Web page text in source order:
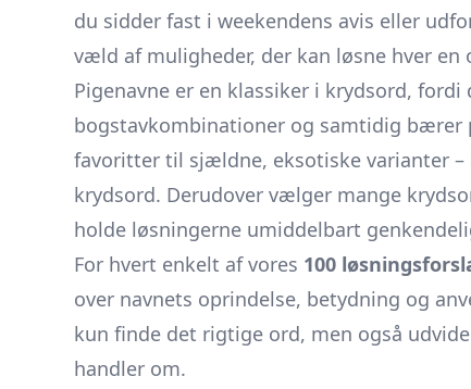
du sidder fast i weekendens avis eller
væld af muligheder, der kan løsne hver en
Pigenavne er en klassiker i krydsord,
bogstavkombinationer og samtidig bærer
favoritter til sjældne, eksotiske varianter
krydsord. Derudover vælger mange
holde løsningerne umiddelbart
For hvert enkelt af vores 100
over navnets oprindelse, betydning og
kun finde det rigtige ord, men også
handler om.